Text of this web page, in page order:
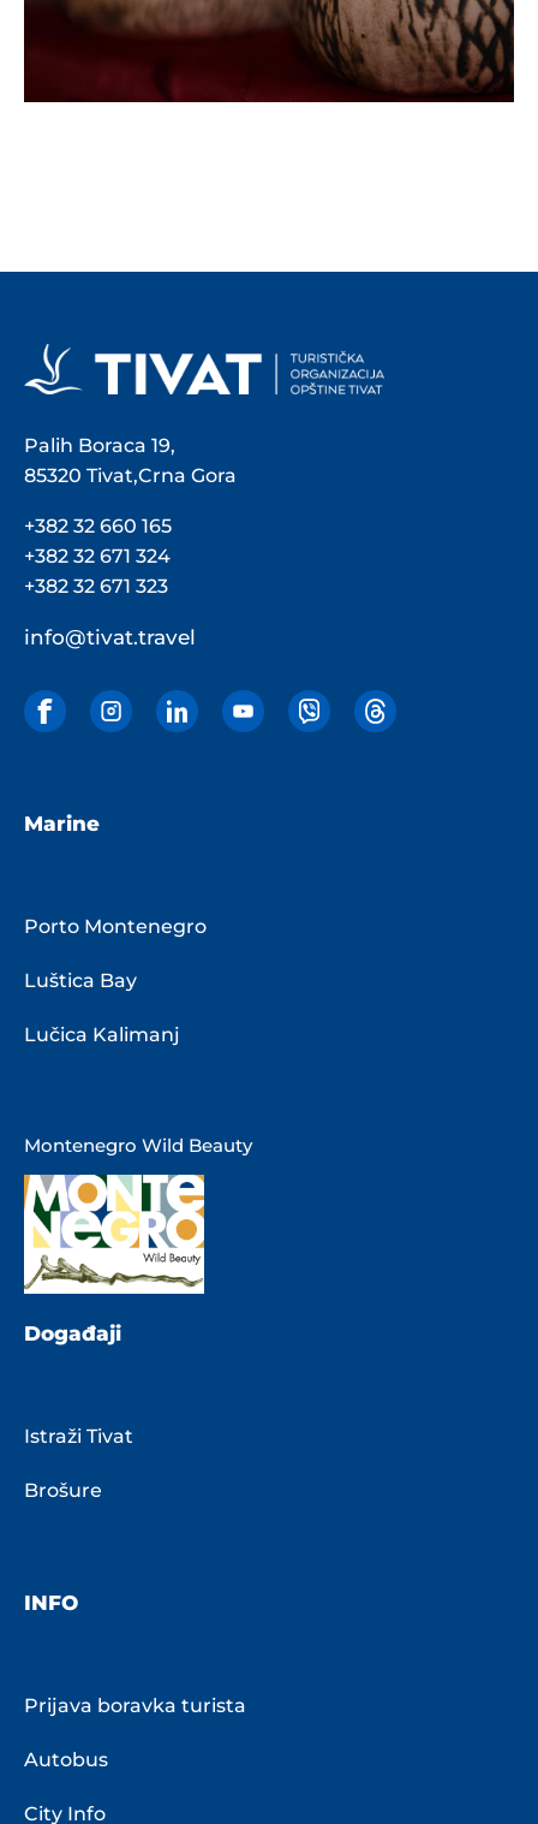
Palih Boraca 19,
85320 Tivat,Crna Gora
+382 32 660 165
+382 32 671 324
+382 32 671 323
info@tivat.travel
Marine
Porto Montenegro
Luštica Bay
Lučica Kalimanj
Montenegro Wild Beauty
Događaji
Istraži Tivat
Brošure
INFO
Prijava boravka turista
Autobus
City Info